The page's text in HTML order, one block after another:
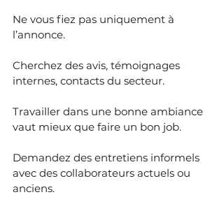
Ne vous fiez pas uniquement à
l’annonce.
Cherchez des avis, témoignages
internes, contacts du secteur.
Travailler dans une bonne ambiance
vaut mieux que faire un bon job.
Demandez des entretiens informels
avec des collaborateurs actuels ou
anciens.